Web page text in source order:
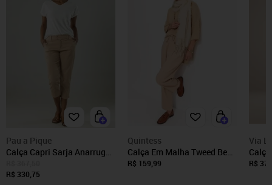
Pau a Pique
Calça Capri Sarja Anarruga |
R$ 330,75
Quintess
Calça Em Malha Tweed Bege
Quintess
R$ 159,99
Via
Reta
R$